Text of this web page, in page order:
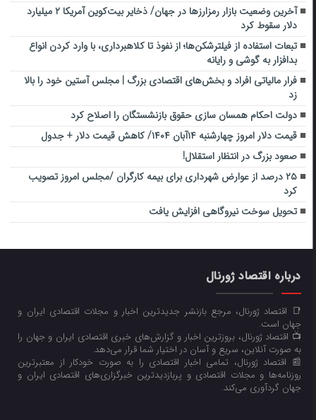
آخرین وضعیت بازار رمزارزها در جهان/ ذخایر بیت‌کوین آمریکا ۲ میلیارد
دلار سقوط کرد
تبعات استفاده از فیلترشکن‌ها؛ از نفوذ تا کلاهبرداری، با وارد کردن انواع
بدافزار به گوشی و رایانه
فرار مالیاتی افراد و بخش‌های اقتصادی بزرگ | مجلس آستین خود را بالا
زد
دولت احکام همسان سازی حقوق بازنشستگان را اصلاح کرد
قیمت دلار امروز چهارشنبه ۱۴آبان ۱۴۰۴/ کاهش قیمت دلار + جدول
صعود بزرگ در انتظار استقلال!
۲۵ درصد از عوارض شهرداری برای بیمه کارگران /مجلس امروز تصویب
کرد
تحویل سوخت نیروگاهی افزایش یافت
درباره اقتصاد ژورنال
📑 اقتصاد ژورنال، مرجع بازنشر جدیدترین اخبار و مجلات اقتصادی ایران و
جهان است.
📺 اقتصاد ژورنال، بروزترین اخبار و گزارش‌های خبری اقتصادی ایران و جهان را
به صورت آنلاین، سریع و آسان در اختیار شما قرار می‌‌دهد.
📰 اقتصاد ژورنال، تمامی اخبار اقتصادی را به صورت خودکار از معتبرترین
روزنامه‌ها و مجلات اقتصادی و پربازدیدترین خبرگزاری‌های اقتصادی ایران و
جهان گردآوری می‌کند.